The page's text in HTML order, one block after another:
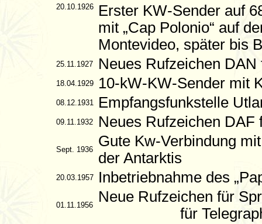
20.10.1926
Erster KW-Sender auf
mit „Cap Polonio“ auf
Montevideo, später bis
25.11.1927 Neues Rufzeichen DAN
18.04.1929 10-kW-KW-Sender mit
08.12.1931 Empfangsfunkstelle
09.11.1932 Neues Rufzeichen DAF
Sept. 1936
Gute Kw-Verbindung
der Antarktis
20.03.1957 Inbetriebnahme des
01.11.1956
Neue Rufzeichen für
für Telegraphie